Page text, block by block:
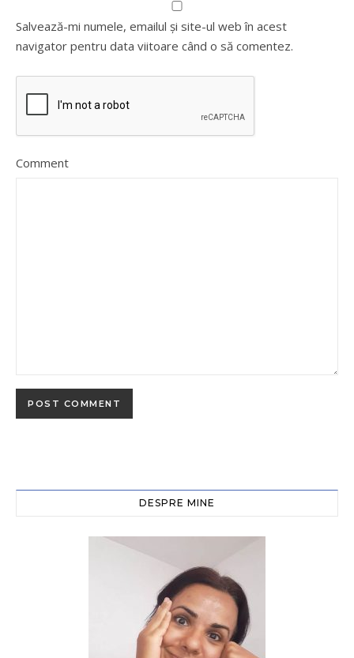
Salvează-mi numele, emailul și site-ul web în acest
navigator pentru data viitoare când o să comentez.
Comment
DESPRE MINE